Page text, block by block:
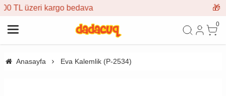
🎁 İlk siparişe %10
0
Anasayfa Eva Kalemlik (P-2534)